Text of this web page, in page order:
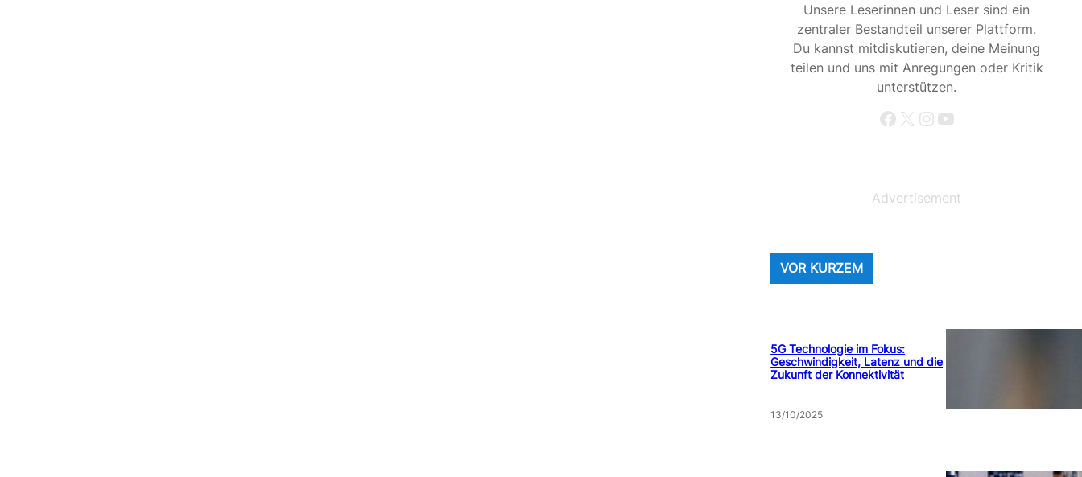
Unsere Leserinnen und Leser sind ein
zentraler Bestandteil unserer Plattform.
Du kannst mitdiskutieren, deine Meinung
teilen und uns mit Anregungen oder Kritik
unterstützen.
Facebook X Instagram YouTube
Advertisement
VOR KURZEM
5G Technologie im Fokus:
Geschwindigkeit, Latenz und die
Zukunft der Konnektivität
13/10/2025